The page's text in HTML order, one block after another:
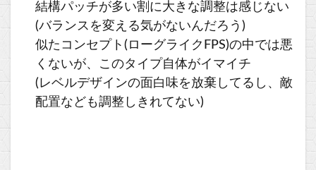
結構パッチが多い割に大きな調整は感じない
(バランスを変える気がないんだろう)
似たコンセプト(ローグライクFPS)の中では悪
くないが、このタイプ自体がイマイチ
(レベルデザインの面白味を放棄してるし、敵
配置なども調整しきれてない)